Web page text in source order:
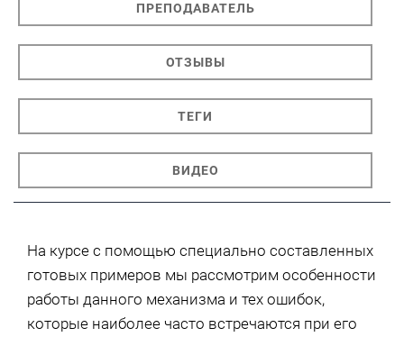
ПРЕПОДАВАТЕЛЬ
ОТЗЫВЫ
ТЕГИ
ВИДЕО
На курсе с помощью специально составленных
готовых примеров мы рассмотрим особенности
работы данного механизма и тех ошибок,
которые наиболее часто встречаются при его